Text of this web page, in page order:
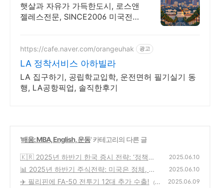
햇살과 자유가 가득한도시, 로스앤
젤레스전문, SINCE2006 미국전문
https://cafe.naver.com/orangeuhak 광고
LA 정착서비스 아하빌라
LA 집구하기, 공립학교입학, 운전면허 필기실기 동
행, LA공항픽업, 솔직한후기
'배움: MBA, English, 운동' 카테고리의 다른 글
🇰🇷 2025년 하반기 한국 증시 전략: ‘정책의
시대’ 속 주도주를 잡아라!
(80)
2025.06.10
📊 2025년 하반기 주식전략: 미국은 정체, 한
국은 정책질주
(39)
2025.06.10
✈️ 필리핀에 FA-50 전투기 12대 추가 수출!
(6
2025.06.09